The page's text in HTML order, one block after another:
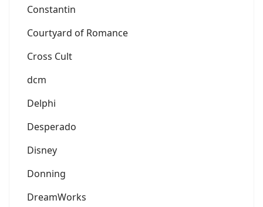
Constantin
Courtyard of Romance
Cross Cult
dcm
Delphi
Desperado
Disney
Donning
DreamWorks